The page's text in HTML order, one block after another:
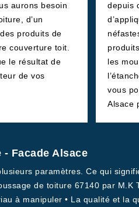
aurons besoin
d’un
produits de
couverture toit.
le résultat de
de vos
depuis
les
vous
Alsace
Facade Alsace
paramètres. Ce qui
de toiture 67140 par M.K
à manipuler • La qualité et la